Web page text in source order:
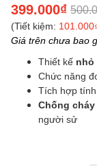
399.000₫
(Tiết kiệm:
Giá trên chưa bao
Thiết kế nhỏ
Chức năng
Tích hợp
Chống
người sử